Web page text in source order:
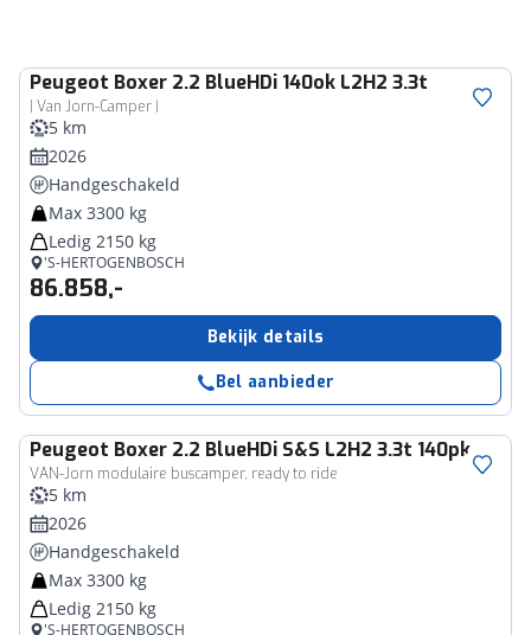
Peugeot Boxer 2.2 BlueHDi 140ok L2H2 3.3t
| Van Jorn-Camper |
5 km
2026
Handgeschakeld
Max 3300 kg
Ledig 2150 kg
'S-HERTOGENBOSCH
86.858,-
Bekijk details
Bel aanbieder
Peugeot Boxer 2.2 BlueHDi S&S L2H2 3.3t 140pk
VAN-Jorn modulaire buscamper, ready to ride
5 km
2026
Handgeschakeld
Max 3300 kg
Ledig 2150 kg
'S-HERTOGENBOSCH